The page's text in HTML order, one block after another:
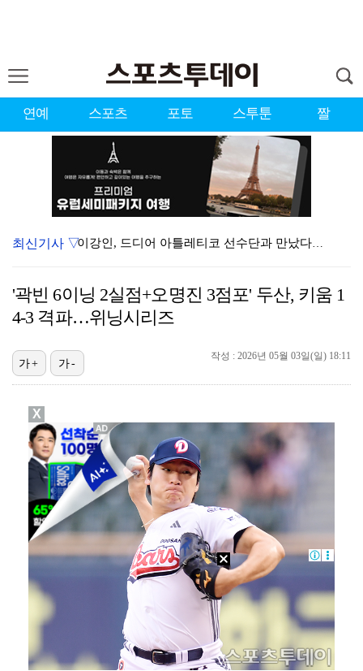
연예 스포츠 포토 스투툰 짤
이강인, 드디어 아틀레티코 선수단과 만났다…시메오네 감…
대한축구협회, 외국인 심판 7차례 성접대 의혹…이 기간…
"기분 맞춰주려고" 축구협회, 외국인 심판 성접대 의혹…
'주장 완장' 김민재, 한국 떠나기 전 뮌헨 동료들에게…
최신기사 ▽
'곽빈 6이닝 2실점+오명진 3점포' 두산, 키움 1
4-3 격파…위닝시리즈
작성 : 2026년 05월 03일(일) 18:11
가+ 가-
X